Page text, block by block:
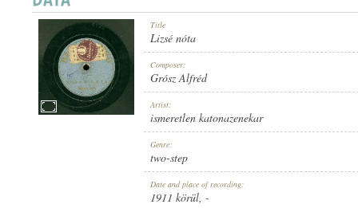
TWO-STEP Title
Lizsé nóta
Composer:
Grósz Alfréd
Artist:
ismeretlen katonazenekar
Genre:
two-step
Date and place of recording:
1911 körül, -